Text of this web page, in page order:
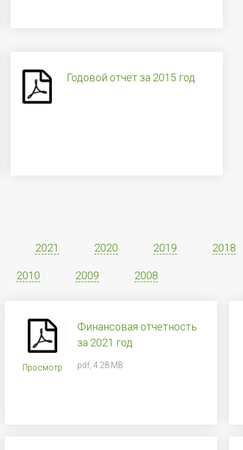
Годовой отчет за 2015 год
2021 2020 2019 2018
2010 2009 2008
Просмотр
Финансовая отчетность
за 2021 год
pdf, 4.28 MB